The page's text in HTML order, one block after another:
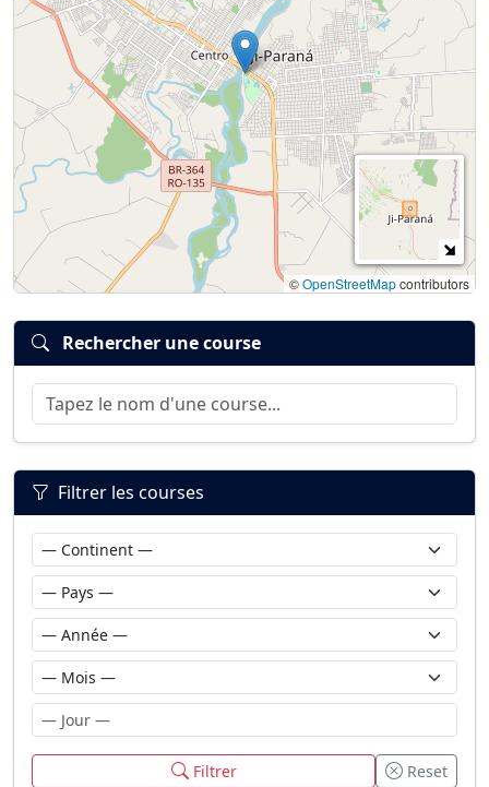
©OpenStreetMapcontributors
Rechercher une course
Filtrer les courses
Filtrer Reset